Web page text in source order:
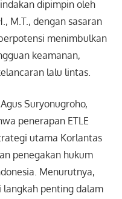
dipimpin oleh
M.T., dengan sasaran
menimbulkan
keamanan,
lalu lintas.
Suryonugroho,
penerapan ETLE
utama Korlantas
penegakan hukum
Menurutnya,
penting dalam